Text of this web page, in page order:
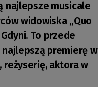
najlepsze musicale
widowiska „Quo
To przede
premierę w
reżyserię, aktora w